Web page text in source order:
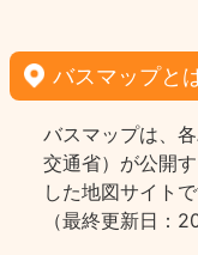
バスマップと
バスマップは、
交通省）が公開
した地図サイトで
（最終更新日：